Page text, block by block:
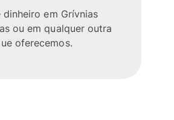
em Grívnias
ou em qualquer outra
oferecemos.